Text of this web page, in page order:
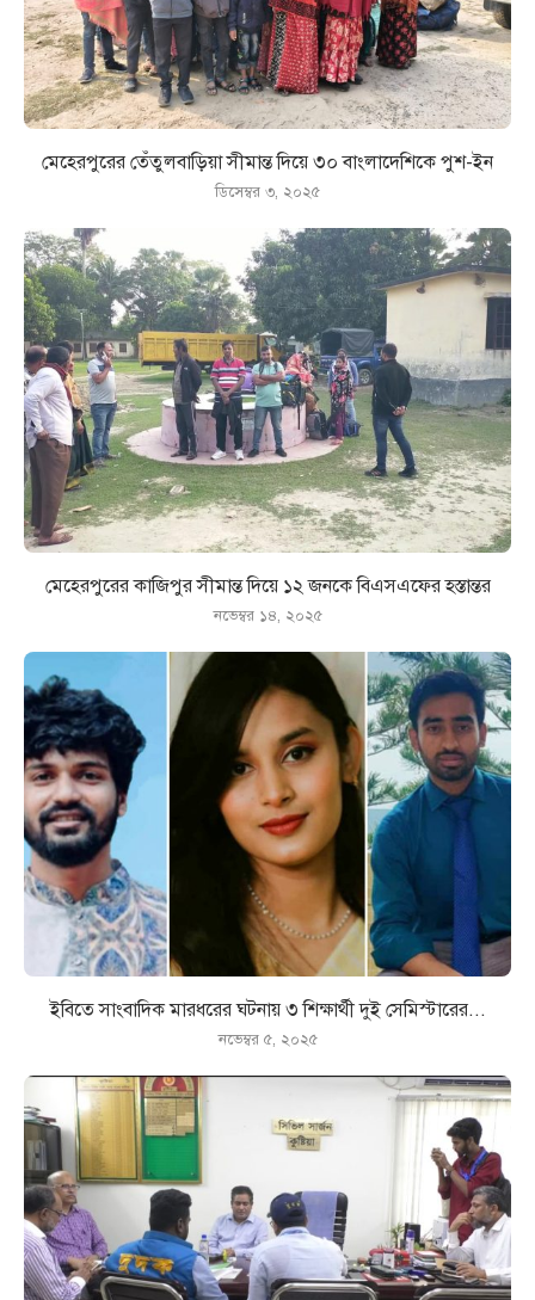
মেহেরপুরের তেঁতুলবাড়িয়া সীমান্ত দিয়ে ৩০ বাংলাদেশিকে পুশ-ইন
ডিসেম্বর ৩, ২০২৫
মেহেরপুরের কাজিপুর সীমান্ত দিয়ে ১২ জনকে বিএসএফের হস্তান্তর
নভেম্বর ১৪, ২০২৫
ইবিতে সাংবাদিক মারধরের ঘটনায় ৩ শিক্ষার্থী দুই সেমিস্টারের...
নভেম্বর ৫, ২০২৫